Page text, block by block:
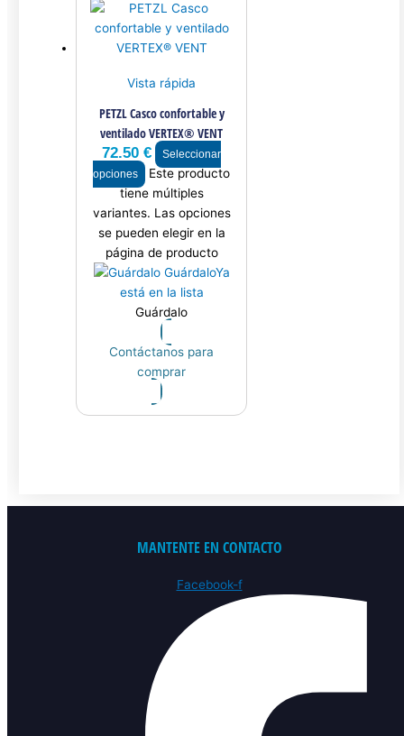
Vista rápida
PETZL Casco confortable y
ventilado VERTEX® VENT
72.50€
Seleccionar
opciones
Este producto
tiene múltiples
variantes. Las opciones
se pueden elegir en la
página de producto
GuárdaloYa
está en la lista
Guárdalo
Contáctanos para
comprar
MANTENTE EN CONTACTO
Facebook-f